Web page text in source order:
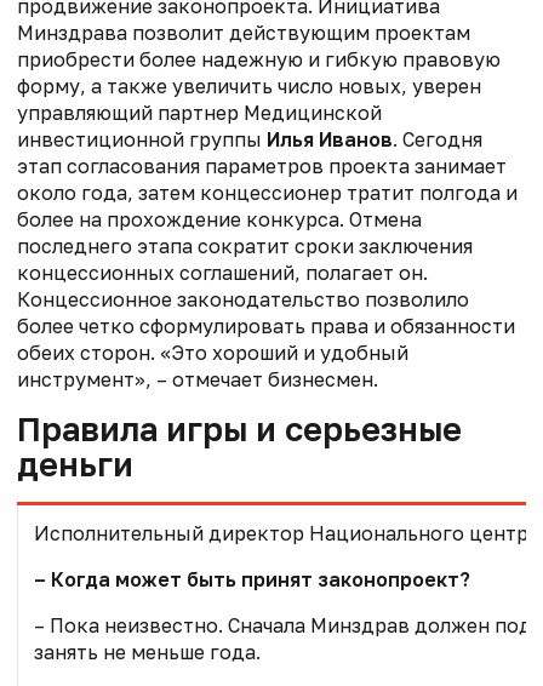
продвижение законопроекта. Инициатива
Минздрава позволит действующим проектам
приобрести более надежную и гибкую правовую
форму, а также увеличить число новых, уверен
управляющий партнер Медицинской
инвестиционной группы Илья Иванов. Сегодня
этап согласования параметров проекта занимает
около года, затем концессионер тратит полгода и
более на прохождение конкурса. Отмена
последнего этапа сократит сроки заключения
концессионных соглашений, полагает он.
Концессионное законодательство позволило
более четко сформулировать права и обязанности
обеих сторон. «Это хороший и удобный
инструмент», – отмечает бизнесмен.
Правила игры и серьезные
деньги
Исполнительный директор Национального
– Когда может быть принят законопроект?
– Пока неизвестно. Сначала Минздрав должен
занять не меньше года.